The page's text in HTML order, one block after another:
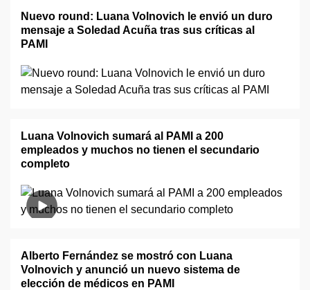
Nuevo round: Luana Volnovich le envió un duro
mensaje a Soledad Acuña tras sus críticas al
PAMI
Luana Volnovich sumará al PAMI a 200
empleados y muchos no tienen el secundario
completo
Alberto Fernández se mostró con Luana
Volnovich y anunció un nuevo sistema de
elección de médicos en PAMI